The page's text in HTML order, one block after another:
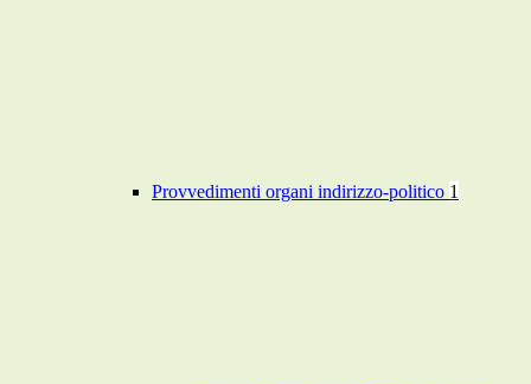
Provvedimenti organi indirizzo-politico 1